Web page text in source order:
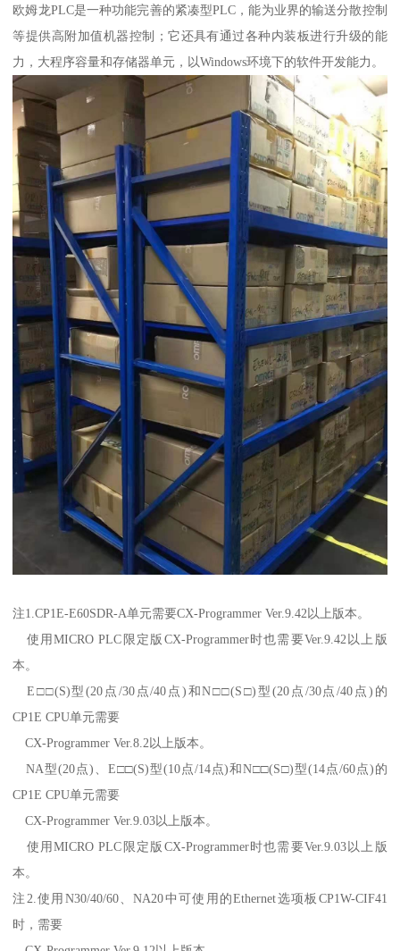
欧姆龙PLC是一种功能完善的紧凑型PLC，能为业界的输送分散控制
等提供高附加值机器控制；它还具有通过各种内装板进行升级的能
力，大程序容量和存储器单元，以Windows环境下的软件开发能力。
注1.CP1E-E60SDR-A单元需要CX-Programmer Ver.9.42以上版本。
使用MICRO PLC限定版CX-Programmer时也需要Ver.9.42以上版
本。
E□□(S)型(20点/30点/40点)和N□□(S□)型(20点/30点/40点)的
CP1E CPU单元需要
CX-Programmer Ver.8.2以上版本。
NA型(20点)、E□□(S)型(10点/14点)和N□□(S□)型(14点/60点)的
CP1E CPU单元需要
CX-Programmer Ver.9.03以上版本。
使用MICRO PLC限定版CX-Programmer时也需要Ver.9.03以上版
本。
注2.使用N30/40/60、NA20中可使用的Ethernet选项板CP1W-CIF41
时，需要